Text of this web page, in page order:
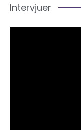
Intervjuer